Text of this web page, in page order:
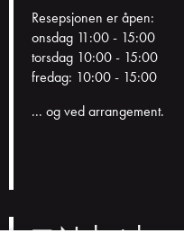
Resepsjonen er åpen:
onsdag 11:00 - 15:00
torsdag 10:00 - 15:00
fredag: 10:00 - 15:00
... og ved arrangement.